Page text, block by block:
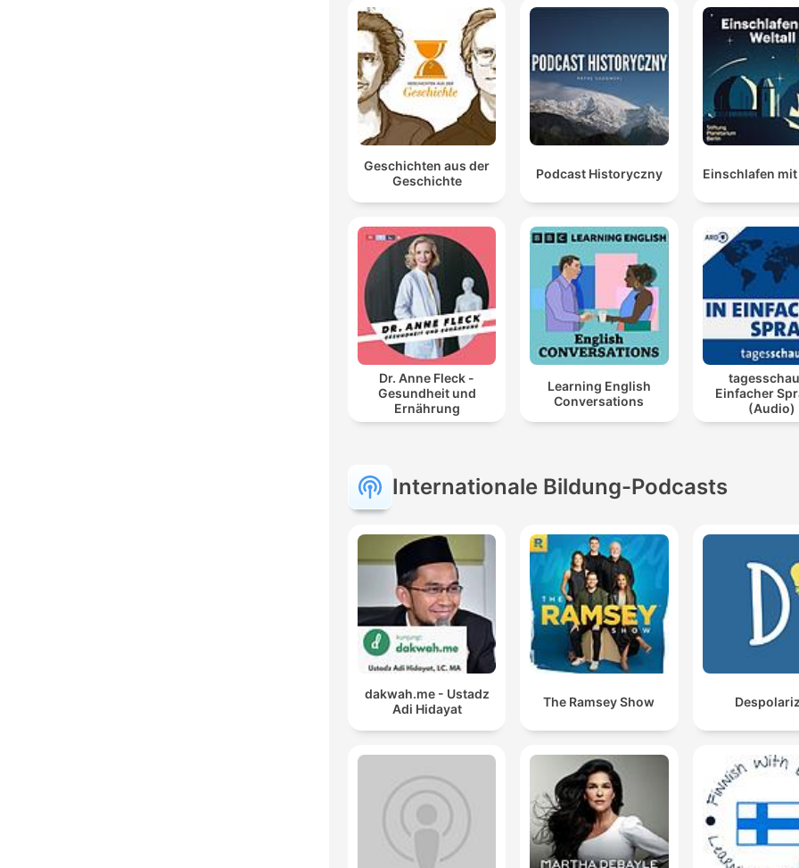
Geschichten aus der
Geschichte
Podcast Historyczny Einschlafen
Dr. Anne Fleck -
Gesundheit und
Ernährung
Learning English
Conversations
Einfacher
(Audio)
Internationale Bildung-Podcasts
dakwah.me - Ustadz
Adi Hidayat
The Ramsey Show